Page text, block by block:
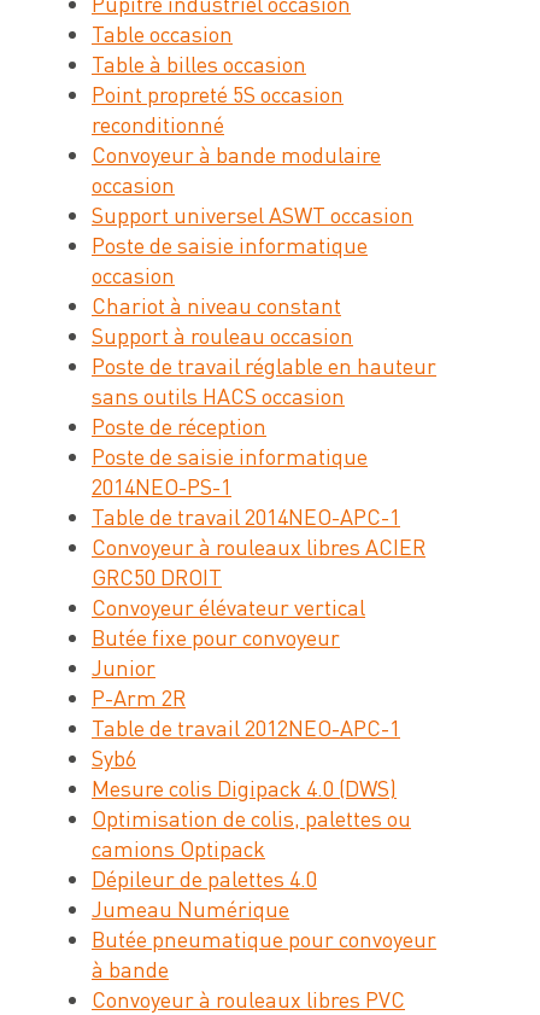
Table occasion
Table à billes occasion
Point propreté 5S occasion
reconditionné
Convoyeur à bande modulaire
occasion
Support universel ASWT occasion
Poste de saisie informatique
occasion
Chariot à niveau constant
Support à rouleau occasion
Poste de travail réglable en hauteur
sans outils HACS occasion
Poste de réception
Poste de saisie informatique
2014NEO-PS-1
Table de travail 2014NEO-APC-1
Convoyeur à rouleaux libres ACIER
GRC50 DROIT
Convoyeur élévateur vertical
Butée fixe pour convoyeur
Junior
P-Arm 2R
Table de travail 2012NEO-APC-1
Syb6
Mesure colis Digipack 4.0 (DWS)
Optimisation de colis, palettes ou
camions Optipack
Dépileur de palettes 4.0
Jumeau Numérique
Butée pneumatique pour convoyeur
à bande
Convoyeur à rouleaux libres PVC